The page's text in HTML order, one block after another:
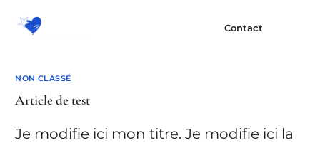
Contact
NON CLASSÉ
Article de test
Je modifie ici mon titre. Je modifie ici la